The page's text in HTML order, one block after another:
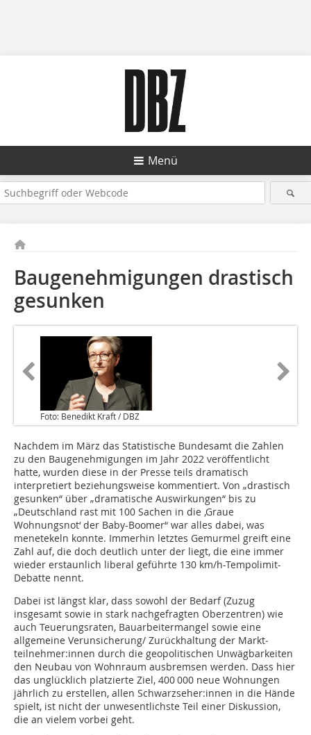
Menü
Baugenehmigungen ­drastisch
gesunken
Foto: Benedikt Kraft / DBZ
Nachdem im März das Statistische Bundesamt die Zahlen
zu den Baugenehmigungen im Jahr 2022 veröffentlicht
hatte, wurden diese in der Presse teils dramatisch
interpretiert beziehungsweise kommentiert. Von „drastisch
gesunken“ über „dramatische Auswirkungen“ bis zu
„Deutschland rast mit 100 Sachen in die ‚Graue
Wohnungsnot‘ der Baby-Boomer“ war alles dabei, was
menetekeln konnte. Immerhin letztes Gemurmel greift eine
Zahl auf, die doch deutlich unter der liegt, die eine immer
wieder erstaunlich liberal geführte 130 km/h-Tempolimit-
Debatte nennt.
Dabei ist längst klar, dass sowohl der Bedarf (Zuzug
insgesamt sowie in stark nachgefragten Oberzentren) wie
auch Teuerungsraten, Bauarbeitermangel sowie eine
allgemeine Verunsicherung/ Zurückhaltung der Markt­­
teilnehmer:innen durch die geopolitischen Unwägbarkeiten
den Neubau von Wohnraum ausbremsen werden. Dass hier
das unglücklich platzierte Ziel, 400 000 neue Wohnungen
jährlich zu erstellen, allen Schwarz­seher:innen in die Hände
spielt, ist nicht der unwesentlichste Teil einer Diskussion,
die an vielem vorbei geht.